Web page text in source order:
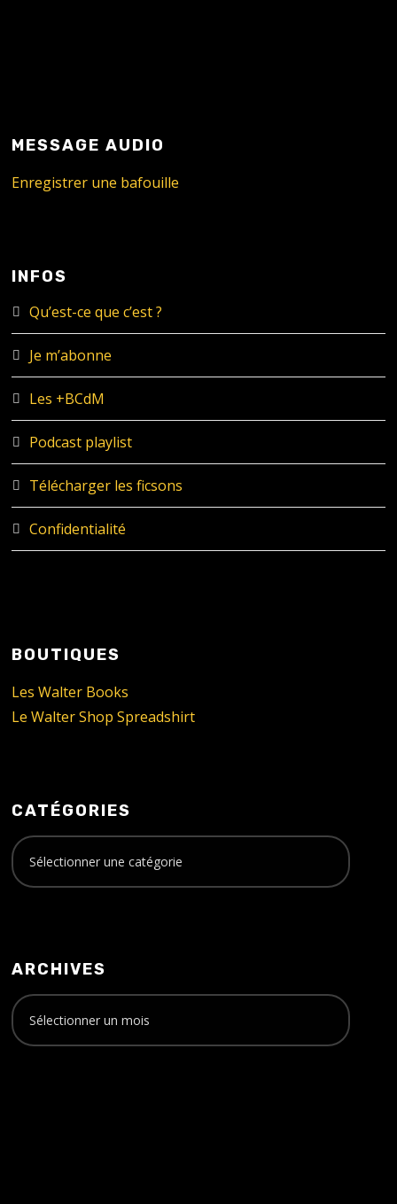
MESSAGE AUDIO
Enregistrer une bafouille
INFOS
Qu’est-ce que c’est ?
Je m’abonne
Les +BCdM
Podcast playlist
Télécharger les ficsons
Confidentialité
BOUTIQUES
Les Walter Books
Le Walter Shop Spreadshirt
CATÉGORIES
ARCHIVES